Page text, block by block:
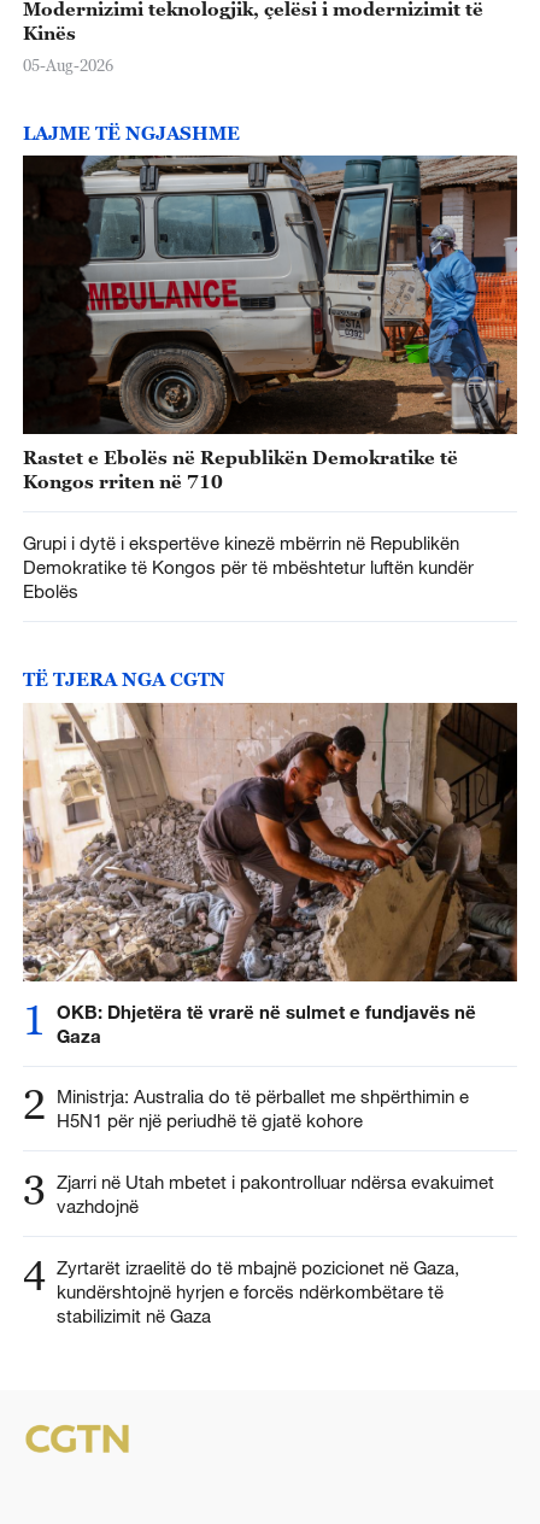
Modernizimi teknologjik, çelësi i modernizimit të
Kinës
05-Aug-2026
LAJME TË NGJASHME
Rastet e Ebolës në Republikën Demokratike të
Kongos rriten në 710
Grupi i dytë i ekspertëve kinezë mbërrin në Republikën
Demokratike të Kongos për të mbështetur luftën kundër
Ebolës
TË TJERA NGA CGTN
1
OKB: Dhjetëra të vrarë në sulmet e fundjavës në
Gaza
2
Ministrja: Australia do të përballet me shpërthimin e
H5N1 për një periudhë të gjatë kohore
3 Zjarri në Utah mbetet i pakontrolluar ndërsa evakuimet
vazhdojnë
4 Zyrtarët izraelitë do të mbajnë pozicionet në Gaza,
kundërshtojnë hyrjen e forcës ndërkombëtare të
stabilizimit në Gaza